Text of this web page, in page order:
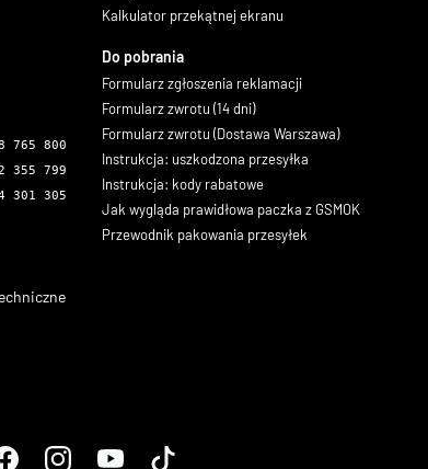
765 800
355 799
301 305
Kalkulator przekątnej ekranu
Do pobrania
Formularz zgłoszenia reklamacji
Formularz zwrotu (14 dni)
Formularz zwrotu (Dostawa Warszawa)
Instrukcja: uszkodzona przesyłka
Instrukcja: kody rabatowe
Jak wygląda prawidłowa paczka z GSMOK
Przewodnik pakowania przesyłek